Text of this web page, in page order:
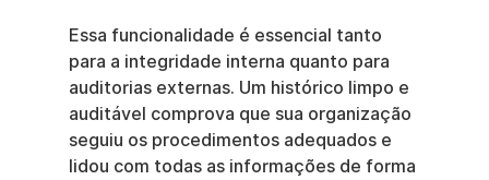
Essa funcionalidade é essencial tanto
para a integridade interna quanto para
auditorias externas. Um histórico limpo e
auditável comprova que sua organização
seguiu os procedimentos adequados e
lidou com todas as informações de forma